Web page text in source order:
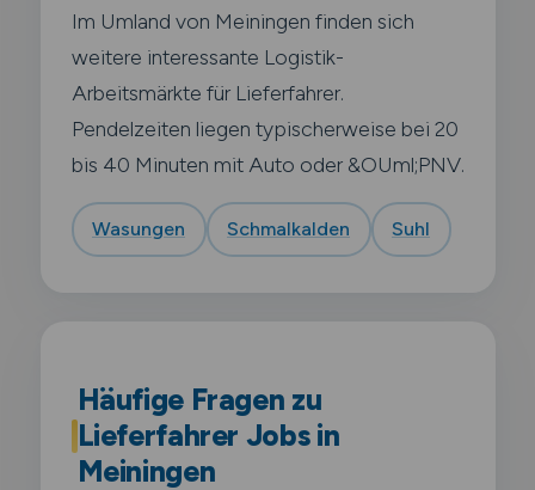
Im Umland von Meiningen finden sich
weitere interessante Logistik-
Arbeitsmärkte für Lieferfahrer.
Pendelzeiten liegen typischerweise bei 20
bis 40 Minuten mit Auto oder &OUml;PNV.
Wasungen Schmalkalden Suhl
Häufige Fragen zu
Lieferfahrer Jobs in
Meiningen